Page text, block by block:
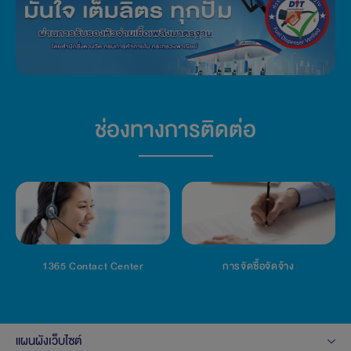
ช่องทางการติดต่อ
1365 Contact Center การจัดซื้อจัดจ้าง
แผนผังเว็บไซต์